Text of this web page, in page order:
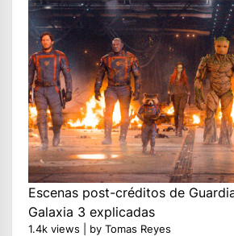
Escenas post-créditos de
Galaxia 3 explicadas
1.4k views by Tomas Reyes